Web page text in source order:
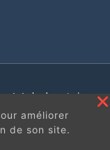
générales de vente |
6285 4518
améliorer
de son site.